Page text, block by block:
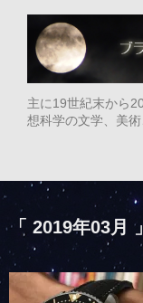
主に19世紀末から
想科学の文学、美
「 2019年03月